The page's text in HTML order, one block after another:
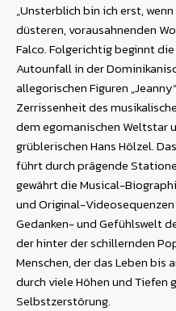
„Unsterblich bin ich erst,
düsteren, vorausahnenden
Falco. Folgerichtig beginnt
Autounfall in der
allegorischen Figuren
Zerrissenheit des
dem egomanischen Weltstar
grüblerischen Hans Hölzel.
führt durch prägende
gewährt die Musical-
und Original-
Gedanken- und Gefühlswelt
der hinter der schillernden
Menschen, der das Leben bis
durch viele Höhen und Tiefen
Selbstzerstörung.